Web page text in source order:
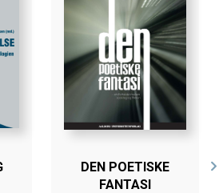
DEN POETISKE
FANTASI